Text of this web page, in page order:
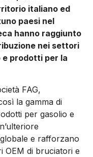
italiano ed
paesi nel
hanno raggiunto
nei settori
e prodotti per la
FAG,
la gamma di
per gasolio e
e rafforzano
OEM di bruciatori e